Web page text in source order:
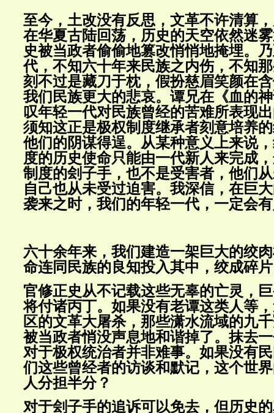
至今，土改没有反思，文革不许清算
在华夏古陆回荡，历史的天空依然迷
史被当政者偷偷地篡改悄悄地掩埋。
代，不知六十年来民族之内伤，不知
刻不过是藏刀于枕，假扮慈眉笑颜在
我们民族更大的悲哀。谭兄在《血的
叹年轻一代对民族曾经的苦难所表现
须知这正是极权制度继承者刻意培养
他们的阴谋得逞。从某种意义上来说
度的历史使命只能由一代新人来完成
制度的刽子手，也不是受害者，他们
自己也从未受过迫害。我深信，在巨
袭来之时，我们的年轻一代，一定会
六十余年来，我们建造一架巨大的绞
命连同民族的良知投入其中，绞成碎
官修正史从不记载这些无辜的亡灵，
将付诸丙丁。如果没有老谭这类人等
区的文革大屠杀，那些潇水流域的九
被当政者悄没声息地和谐掉了。抹去
对于极权统治者并非难事。如果没有
们这些曾经者的访谈和默记，这个世
人分担半分？
对于刽子手的追诉可以免去，但历史